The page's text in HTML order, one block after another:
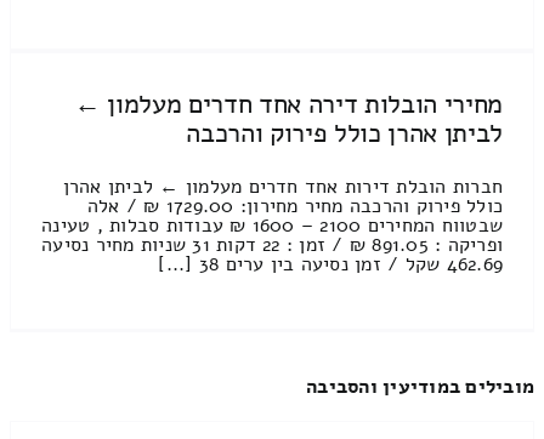
מחירי הובלות דירה אחד חדרים מעלמון ←
לביתן אהרן כולל פירוק והרכבה
חברות הובלת דירות אחד חדרים מעלמון ← לביתן אהרן
כולל פירוק והרכבה מחיר מחירון: 1729.00 ₪ / אלה
שבטווח המחירים 2100 – 1600 ₪ עבודות סבלות , טעינה
ופריקה : 891.05 ₪ / זמן : 22 דקות 31 שניות מחיר נסיעה
462.69 שקל / זמן נסיעה בין ערים 38 [...]
מובילים במודיעין והסביבה